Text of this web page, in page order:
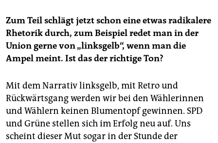
Zum Teil schlägt jetzt schon eine etwas radikalere
Rhetorik durch, zum Beispiel redet man in der
Union gerne von „linksgelb“, wenn man die
Ampel meint. Ist das der richtige Ton?
Mit dem Narrativ linksgelb, mit Retro und
Rückwärtsgang werden wir bei den Wählerinnen
und Wählern keinen Blumentopf gewinnen. SPD
und Grüne stellen sich im Erfolg neu auf. Uns
scheint dieser Mut sogar in der Stunde der